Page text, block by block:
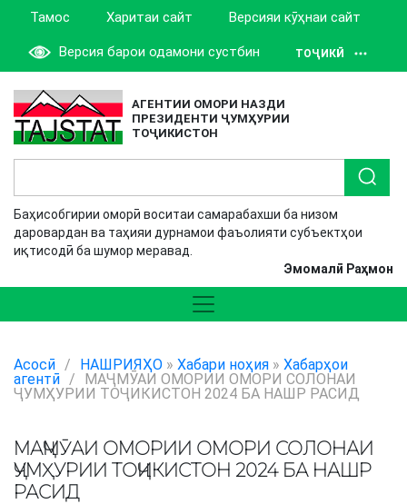
Тамос Харитаи сайт Версияи кӯҳнаи сайт
Версия барои одамони сустбин ТОҶИКӢ
АГЕНТИИ ОМОРИ НАЗДИ
ПРЕЗИДЕНТИ ҶУМҲУРИИ
ТОҶИКИСТОН
Баҳисобгирии оморӣ воситаи самарабахши ба низом
даровардан ва таҳияи дурнамои фаъолияти субъектҳои
иқтисодӣ ба шумор меравад.
Эмомалӣ Раҳмон
Асосӣ / НАШРИЯҲО » Хабари ноҳия » Хабарҳои
агентӣ /
МАҶМӮАИ ОМОРИИ ОМОРИ СОЛОНАИ
ҶУМҲУРИИ ТОҶИКИСТОН 2024 БА НАШР РАСИД
МАҶМӮАИ ОМОРИИ ОМОРИ СОЛОНАИ
ҶУМҲУРИИ ТОҶИКИСТОН 2024 БА НАШР
РАСИД